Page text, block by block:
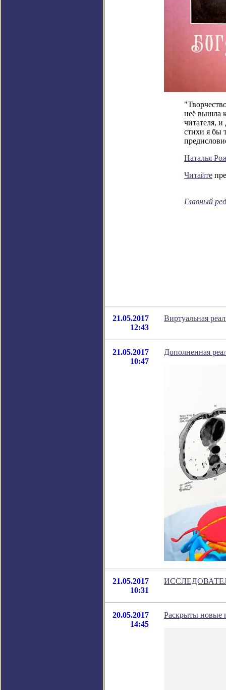
неё вышла
читателя,
стихи я бы
Наталья
Читайте
Главный
21.05.2017
12:43
Виртуальная
21.05.2017
10:47
Дополненная
21.05.2017
10:31
20.05.2017
14:45
Раскрыты новые